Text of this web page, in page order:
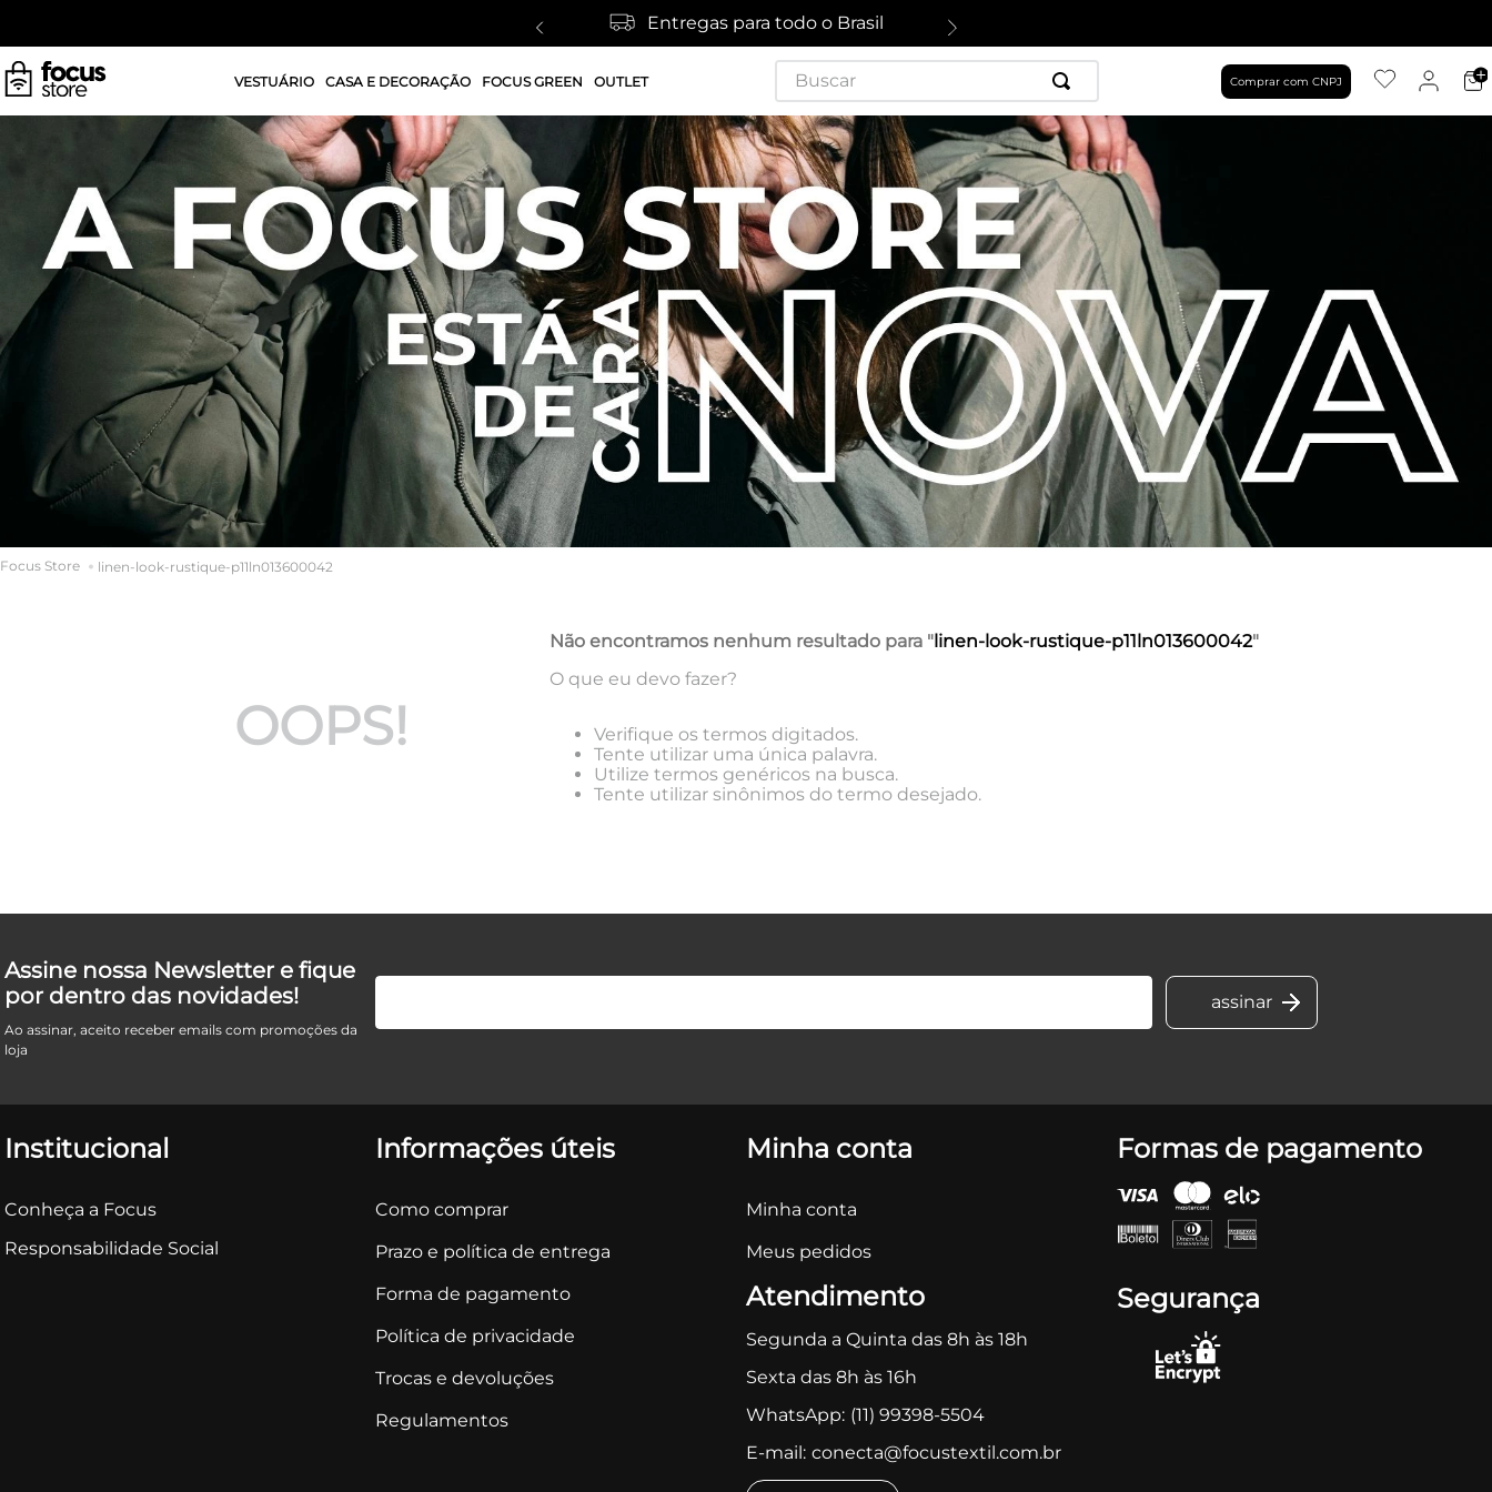
Entregas para todo o Brasil
VESTUÁRIO CASA E DECORAÇÃO FOCUS GREEN OUTLET
Buscar
Comprar com CNPJ
linen-look-rustique-p11ln013600042
OOPS!
Não encontramos nenhum resultado para "linen-look-rustique-p11ln013600042"
O que eu devo fazer?
Verifique os termos digitados.
Tente utilizar uma única palavra.
Utilize termos genéricos na busca.
Tente utilizar sinônimos do termo desejado.
Assine nossa Newsletter e fique
por dentro das novidades!
Ao assinar, aceito receber emails com promoções da
loja
Institucional
Conheça a Focus
Responsabilidade Social
Informações úteis
Como comprar
Prazo e política de entrega
Forma de pagamento
Política de privacidade
Trocas e devoluções
Regulamentos
Minha conta
Minha conta
Meus pedidos
Atendimento
Segunda a Quinta das 8h às 18h
Sexta das 8h às 16h
WhatsApp: (11) 99398-5504
E-mail: conecta@focustextil.com.br
Formas de pagamento
Segurança